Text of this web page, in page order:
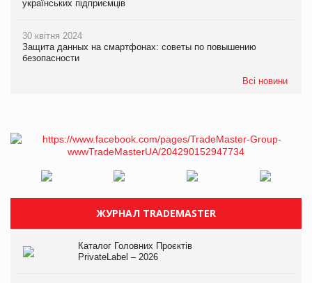
українських підприємців
30 квітня 2024
Защита данных на смартфонах: советы по повышению
безопасности
Всі новини
ЖУРНАЛ TRADEMASTER
Каталог Головних Проєктів
PrivateLabel – 2026